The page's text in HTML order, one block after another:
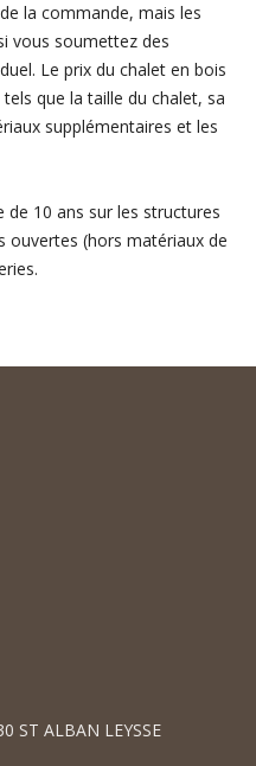
la commande, mais les
vous soumettez des
Le prix du chalet en bois
que la taille du chalet, sa
supplémentaires et les
10 ans sur les structures
ouvertes (hors matériaux de
ST ALBAN LEYSSE